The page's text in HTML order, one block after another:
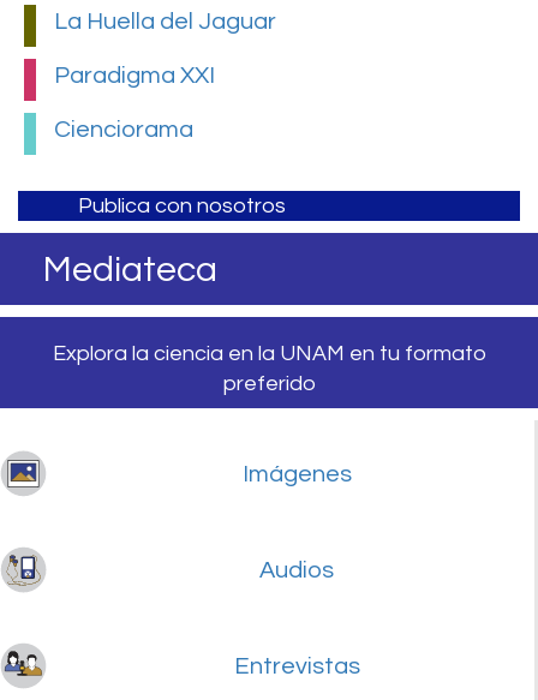
La Huella del Jaguar
Paradigma XXI
Cienciorama
Publica con nosotros
Mediateca
Explora la ciencia en la UNAM en tu formato
preferido
Imágenes
Audios
Entrevistas